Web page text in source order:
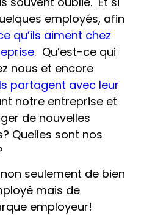
employés, afin
qu’ils aiment chez
Qu’est-ce qui
nous et encore
partagent avec leur
notre entreprise et
de nouvelles
Quelles sont nos
seulement de bien
mais de
employeur!